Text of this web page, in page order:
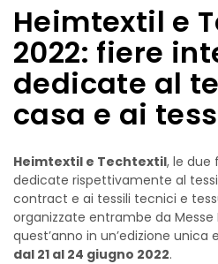
Heimtextil e
2022: fiere
dedicate al
casa e ai
Heimtextil e Techtextil, le due
dedicate rispettivamente al
contract e ai tessili tecnici e
organizzate entrambe da Messe
quest’anno in un’edizione
dal 21 al 24 giugno 2022.